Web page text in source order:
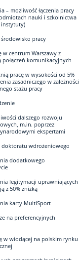
– możliwość łączenia pracy
nauki i szkolnictwa
instytuty)
pracy
w centrum Warszawy z
komunikacyjnych
pracę w wysokości od 5%
zasadniczego w zależności
stażu pracy
dalszego rozwoju
m.in. poprzez
ekspertami
doktoratu wdrożeniowego
dodatkowego
legitymacji uprawniających
z 50% zniżką
karty MultiSport
na preferencyjnych
w wiodącej na polskim rynku